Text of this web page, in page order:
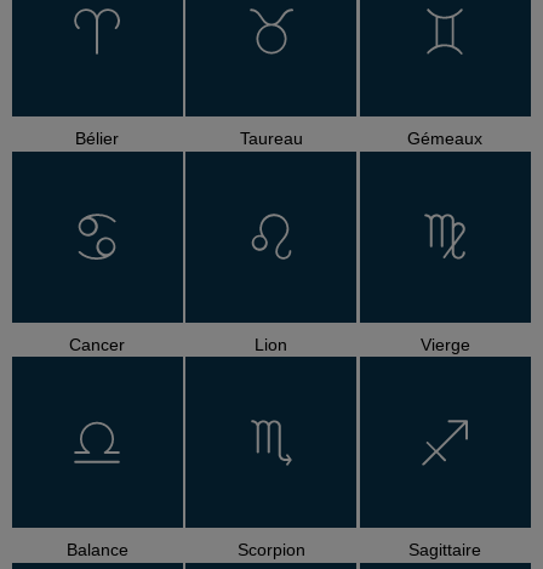
Bélier Taureau Gémeaux
Cancer Lion Vierge
Balance Scorpion Sagittaire